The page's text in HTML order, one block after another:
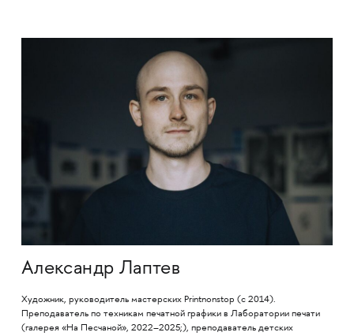
Александр Лаптев
Художник, руководитель мастерских Printnonstop (с 2014).
Преподаватель по техникам печатной графики в Лаборатории печати
(галерея «На Песчаной», 2022–2025;), преподаватель детских